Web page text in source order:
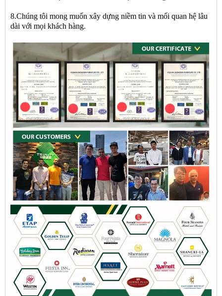
8.Chúng tôi mong muốn xây dựng niềm tin và mối quan hệ lâu
dài với mọi khách hàng.